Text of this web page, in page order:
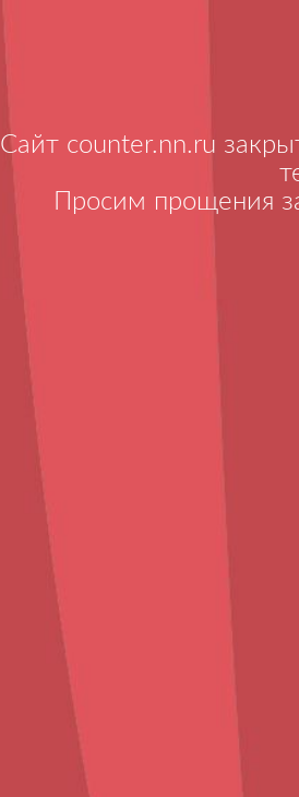
Сайт counter.nn.ru
Просим прощения